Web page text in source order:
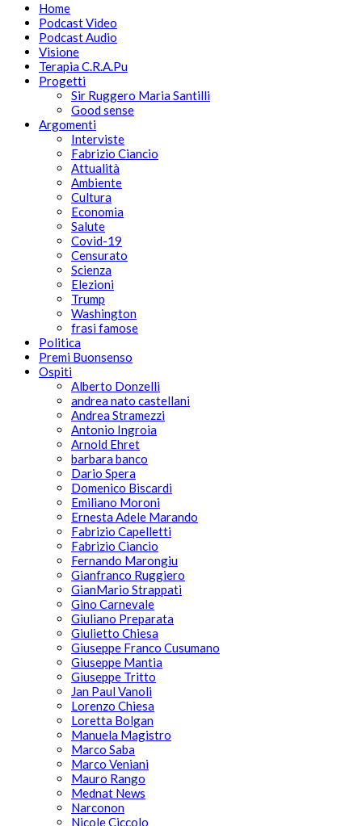
Home
Podcast Video
Podcast Audio
Visione
Terapia C.R.A.Pu
Progetti
Sir Ruggero Maria Santilli
Good sense
Argomenti
Interviste
Fabrizio Ciancio
Attualità
Ambiente
Cultura
Economia
Salute
Covid-19
Censurato
Scienza
Elezioni
Trump
Washington
frasi famose
Politica
Premi Buonsenso
Ospiti
Alberto Donzelli
andrea nato castellani
Andrea Stramezzi
Antonio Ingroia
Arnold Ehret
barbara banco
Dario Spera
Domenico Biscardi
Emiliano Moroni
Ernesta Adele Marando
Fabrizio Capelletti
Fabrizio Ciancio
Fernando Marongiu
Gianfranco Ruggiero
GianMario Strappati
Gino Carnevale
Giuliano Preparata
Giulietto Chiesa
Giuseppe Franco Cusumano
Giuseppe Mantia
Giuseppe Tritto
Jan Paul Vanoli
Lorenzo Chiesa
Loretta Bolgan
Manuela Magistro
Marco Saba
Marco Veniani
Mauro Rango
Mednat News
Narconon
Nicole Ciccolo